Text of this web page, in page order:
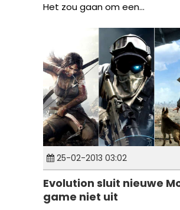
Het zou gaan om een...
25-02-2013 03:02
Evolution sluit nieuwe
game niet uit